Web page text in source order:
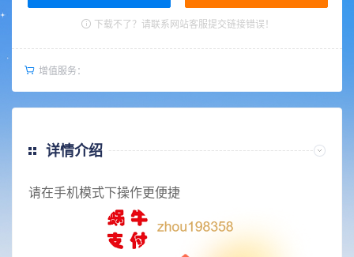
下载不了？请联系网站客服提交链接错误！
增值服务：
详情介绍
请在手机模式下操作更便捷